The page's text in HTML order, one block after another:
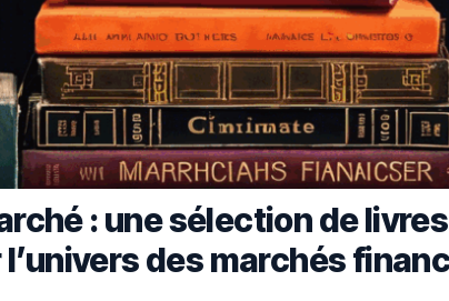
: une sélection de
des marchés